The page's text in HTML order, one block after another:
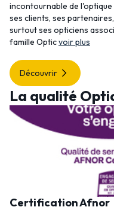
incontournable de
ses clients, ses
surtout ses opticiens
famille Opticvoir plus
Découvrir
La qualité
Certification Afnor